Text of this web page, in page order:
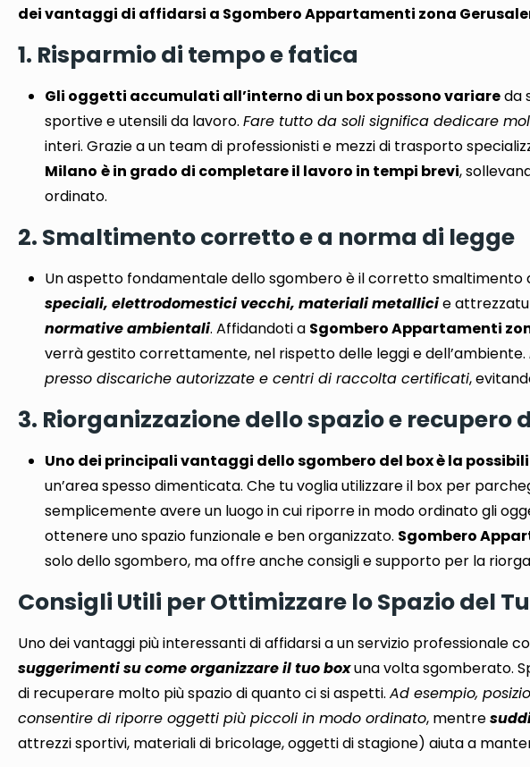
dei vantaggi di affidarsi a Sgombero Appartamenti zona
1. Risparmio di tempo e fatica
Gli oggetti accumulati all’interno di un box possono variareda
sportive e utensili da lavoro.Fare tutto da soli significa dedicare
interi. Grazie a un team di professionisti e mezzi di trasporto
Milano è in grado di completare il lavoro in tempi brevi,
ordinato.
2. Smaltimento corretto e a norma di legge
Un aspetto fondamentale dello sgombero è il corretto smaltimento
speciali, elettrodomestici vecchi, materiali metallicie
normative ambientali. Affidandoti a Sgombero Appartamenti
verrà gestito correttamente, nel rispetto delle leggi e dell’ambiente.
presso discariche autorizzate e centri di raccolta certificati,
3. Riorganizzazione dello spazio e recupero
Uno dei principali vantaggi dello sgombero del box è la
un’area spesso dimenticata. Che tu voglia utilizzare il box per
semplicemente avere un luogo in cui riporre in modo ordinato gli
ottenere uno spazio funzionale e ben organizzato. Sgombero
solo dello sgombero, ma offre anche consigli e supporto per la
Consigli Utili per Ottimizzare lo Spazio del
Uno dei vantaggi più interessanti di affidarsi a un servizio professionale
suggerimenti su come organizzare il tuo boxuna volta sgomberato.
di recuperare molto più spazio di quanto ci si aspetti.Ad esempio,
consentire di riporre oggetti più piccoli in modo ordinato, mentre
attrezzi sportivi, materiali di bricolage, oggetti di stagione) aiuta a